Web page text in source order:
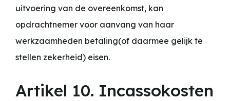
uitvoering van de overeenkomst, kan
opdrachtnemer voor aanvang van haar
werkzaamheden betaling(of daarmee gelijk te
stellen zekerheid) eisen.
Artikel 10. Incassokosten